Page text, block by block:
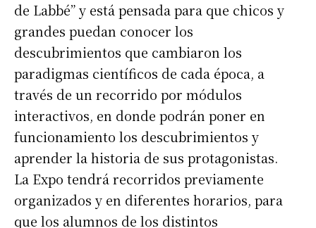
de Labbé” y está pensada para que chicos y
grandes puedan conocer los
descubrimientos que cambiaron los
paradigmas científicos de cada época, a
través de un recorrido por módulos
interactivos, en donde podrán poner en
funcionamiento los descubrimientos y
aprender la historia de sus protagonistas.
La Expo tendrá recorridos previamente
organizados y en diferentes horarios, para
que los alumnos de los distintos